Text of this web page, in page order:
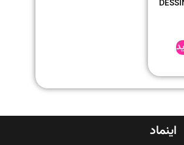
اینماد